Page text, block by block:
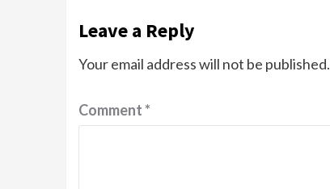
Leave a Reply
Your email address will not be published.
Comment*